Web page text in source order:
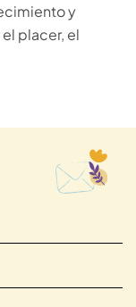
y
placer, el